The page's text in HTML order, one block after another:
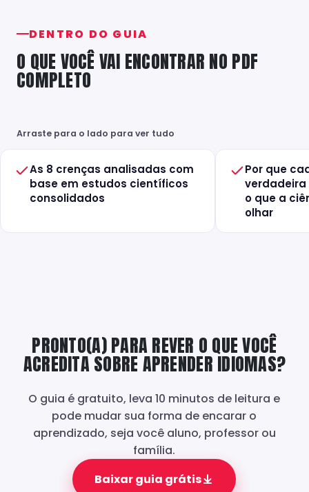
DENTRO DO GUIA
O QUE VOCÊ VAI ENCONTRAR NO PDF
COMPLETO
Arraste para o lado para ver tudo
As 8 crenças analisadas com
base em estudos científicos
consolidados
Por que
verdadeira
o que a
olhar
PRONTO(A) PARA REVER O QUE VOCÊ
ACREDITA SOBRE APRENDER IDIOMAS?
O guia é gratuito, leva 10 minutos de leitura e
pode mudar sua forma de encarar o
aprendizado, seja você aluno, professor ou
família.
Baixar guia grátis